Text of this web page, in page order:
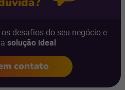
desafios do seu negócio e
solução ideal
contato